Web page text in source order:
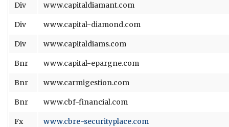
Div www.capitaldiamant.com
Div www.capital-diamond.com
Div www.capitaldiams.com
Bnr www.capital-epargne.com
Bnr www.carmigestion.com
Bnr www.cbf-financial.com
Fx www.cbre-securityplace.com